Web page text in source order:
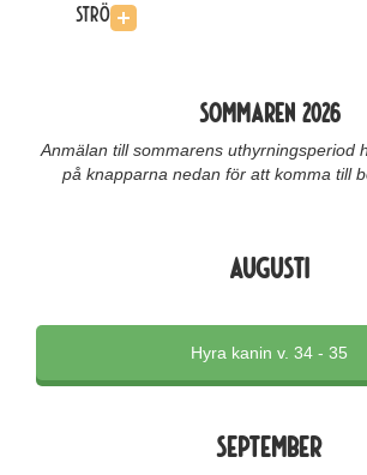
Strö
Sommaren 2026
Anmälan till sommarens uthyrningsperiod
på knapparna nedan för att komma till
Augusti
Hyra kanin v. 34 - 35
september